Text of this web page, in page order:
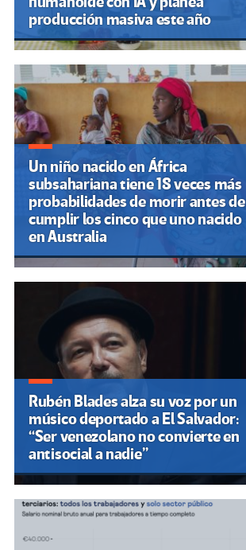
producción masiva este año
Un niño nacido en África
subsahariana tiene 18 veces más
probabilidades de morir antes de
cumplir los cinco que uno nacido
en Australia
Rubén Blades alza su voz por un
músico deportado a El Salvador:
“Ser venezolano no convierte en
antisocial a nadie”